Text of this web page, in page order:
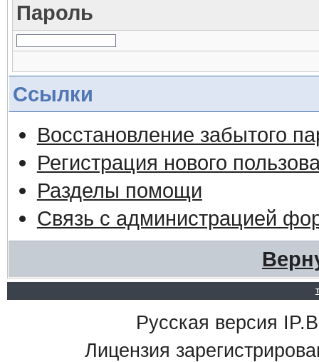
Пароль
Ссылки
Восстановление забытого
Регистрация нового
Разделы помощи
Связь с администрацией
Русская версия
Лицензия